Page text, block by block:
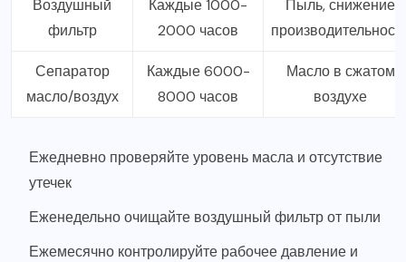
Воздушный
фильтр
Каждые 1000-
2000 часов
Пыль, снижение
Сепаратор
масло/воздух
Каждые 6000-
8000 часов
Масло в сжатом
воздухе
Ежедневно проверяйте уровень масла и отсутствие
утечек
Еженедельно очищайте воздушный фильтр от пыли
Ежемесячно контролируйте рабочее давление и